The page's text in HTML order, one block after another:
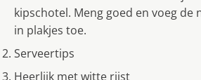
kipschotel. Meng goed en voeg de
in plakjes toe.
Serveertips
Heerlijk met witte rijst